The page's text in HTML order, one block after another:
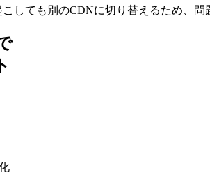
しても別のCDNに切り替えるため、問